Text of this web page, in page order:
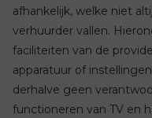
afhankelijk, welke niet
verhuurder vallen.
faciliteiten van de
apparatuur of
derhalve geen
functioneren van TV en